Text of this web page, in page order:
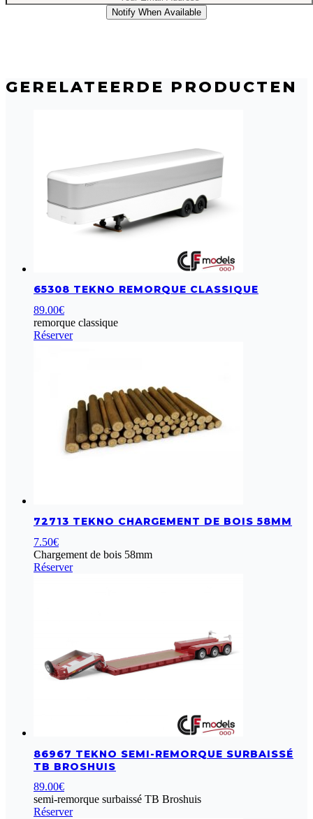
Notify When Available
GERELATEERDE PRODUCTEN
65308 TEKNO REMORQUE CLASSIQUE
89.00€
remorque classique
Réserver
72713 TEKNO CHARGEMENT DE BOIS 58MM
7.50€
Chargement de bois 58mm
Réserver
86967 TEKNO SEMI-REMORQUE SURBAISSÉ
TB BROSHUIS
89.00€
semi-remorque surbaissé TB Broshuis
Réserver